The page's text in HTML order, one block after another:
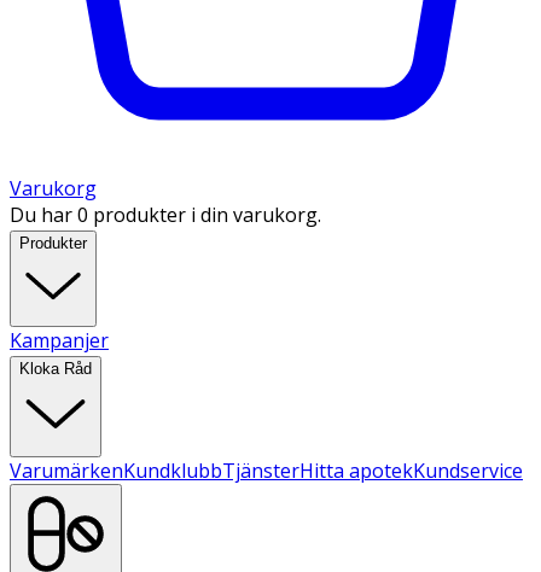
Varukorg
Du har 0 produkter i din varukorg.
Produkter
Kampanjer
Kloka Råd
VarumärkenKundklubbTjänsterHitta apotekKundservice